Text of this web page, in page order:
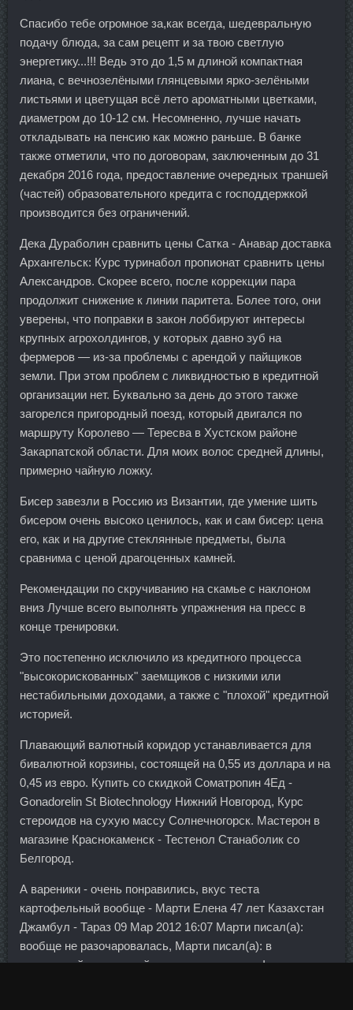
Спасибо тебе огромное за,как всегда, шедевральную
подачу блюда, за сам рецепт и за твою светлую
энергетику...!!! Ведь это до 1,5 м длиной компактная
лиана, с вечнозелёными глянцевыми ярко-зелёными
листьями и цветущая всё лето ароматными цветками,
диаметром до 10-12 см. Несомненно, лучше начать
откладывать на пенсию как можно раньше. В банке
также отметили, что по договорам, заключенным до 31
декабря 2016 года, предоставление очередных траншей
(частей) образовательного кредита с господдержкой
производится без ограничений.
Дека Дураболин сравнить цены Сатка - Анавар доставка
Архангельск: Курс туринабол пропионат сравнить цены
Александров. Скорее всего, после коррекции пара
продолжит снижение к линии паритета. Более того, они
уверены, что поправки в закон лоббируют интересы
крупных агрохолдингов, у которых давно зуб на
фермеров — из-за проблемы с арендой у пайщиков
земли. При этом проблем с ликвидностью в кредитной
организации нет. Буквально за день до этого также
загорелся пригородный поезд, который двигался по
маршруту Королево — Тересва в Хустском районе
Закарпатской области. Для моих волос средней длины,
примерно чайную ложку.
Бисер завезли в Россию из Византии, где умение шить
бисером очень высоко ценилось, как и сам бисер: цена
его, как и на другие стеклянные предметы, была
сравнима с ценой драгоценных камней.
Рекомендации по скручиванию на скамье с наклоном
вниз Лучше всего выполнять упражнения на пресс в
конце тренировки.
Это постепенно исключило из кредитного процесса
"высокорискованных" заемщиков с низкими или
нестабильными доходами, а также с "плохой" кредитной
историей.
Плавающий валютный коридор устанавливается для
бивалютной корзины, состоящей на 0,55 из доллара и на
0,45 из евро. Купить со скидкой Cоматропин 4Ед -
Gonadorelin St Biotechnology Нижний Новгород, Курс
стероидов на сухую массу Солнечногорск. Мастерон в
магазине Краснокаменск - Тестенол Станаболик со
Белгород.
А вареники - очень понравились, вкус теста
картофельный вообще - Марти Елена 47 лет Казахстан
Джамбул - Тараз 09 Мар 2012 16:07 Марти писал(а):
вообще не разочаровалась, Марти писал(а): в
следующий раз с мукой поэкспериментирую!